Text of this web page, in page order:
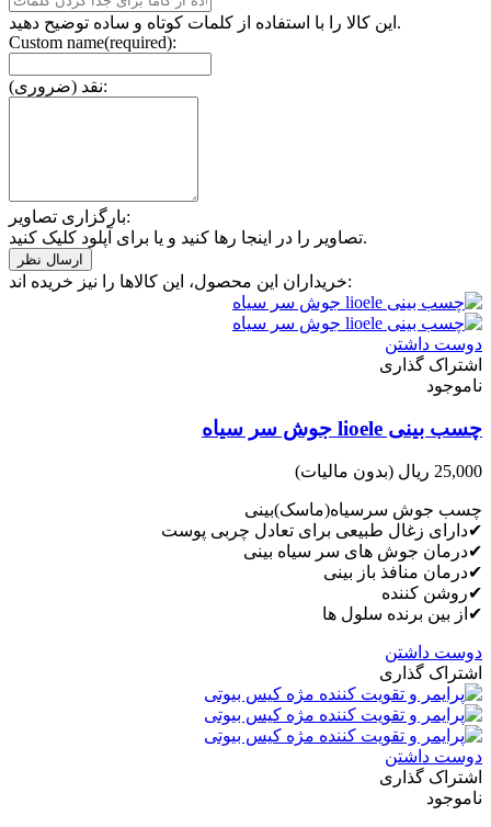
این کالا را با استفاده از کلمات کوتاه و ساده توضیح دهید.
Custom name(required):
نقد (ضروری):
بارگزاری تصاویر:
تصاویر را در اینجا رها کنید و یا برای آپلود کلیک کنید.
خریداران این محصول، این کالاها را نیز خریده اند:
دوست داشتن
اشتراک گذاری
ناموجود
چسب بینی lioele جوش سر سیاه
25,000 ریال (بدون مالیات)
چسب جوش سرسیاه(ماسک)بینی
✔دارای زغال طبیعی برای تعادل چربی پوست
✔درمان جوش های سر سیاه بینی
✔درمان منافذ باز بینی
✔روشن کننده
✔از بین برنده سلول ها
دوست داشتن
اشتراک گذاری
دوست داشتن
اشتراک گذاری
ناموجود